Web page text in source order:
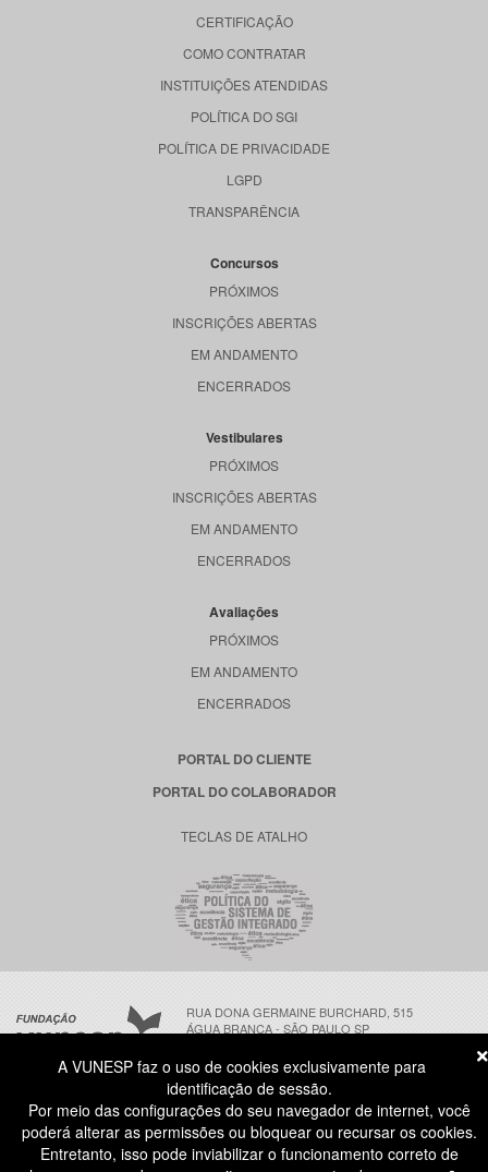
CERTIFICAÇÃO
COMO CONTRATAR
INSTITUIÇÕES ATENDIDAS
POLÍTICA DO SGI
POLÍTICA DE PRIVACIDADE
LGPD
TRANSPARÊNCIA
Concursos
PRÓXIMOS
INSCRIÇÕES ABERTAS
EM ANDAMENTO
ENCERRADOS
Vestibulares
PRÓXIMOS
INSCRIÇÕES ABERTAS
EM ANDAMENTO
ENCERRADOS
Avaliações
PRÓXIMOS
EM ANDAMENTO
ENCERRADOS
PORTAL DO CLIENTE
PORTAL DO COLABORADOR
TECLAS DE ATALHO
RUA DONA GERMAINE BURCHARD, 515
ÁGUA BRANCA - SÃO PAULO SP
ATENDIMENTO AO CANDIDATO
(NÃO HÁ ATENDIMENTO PRESENCIAL) 11 3874-6300
DIAS ÚTEISdas 8h às 18h
A VUNESP faz o uso de cookies exclusivamente para
identificação de sessão.
Por meio das configurações do seu navegador de internet, você
poderá alterar as permissões ou bloquear ou recursar os cookies.
Entretanto, isso pode inviabilizar o funcionamento correto de